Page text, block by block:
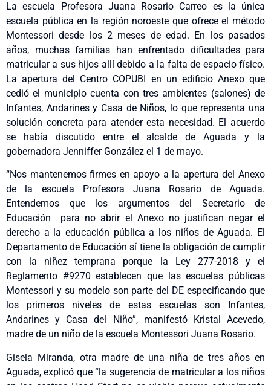
La escuela Profesora Juana Rosario Carreo es la única
escuela pública en la región noroeste que ofrece el método
Montessori desde los 2 meses de edad. En los pasados
años, muchas familias han enfrentado dificultades para
matricular a sus hijos allí debido a la falta de espacio físico.
La apertura del Centro COPUBI en un edificio Anexo que
cedió el municipio cuenta con tres ambientes (salones) de
Infantes, Andarines y Casa de Niños, lo que representa una
solución concreta para atender esta necesidad. El acuerdo
se había discutido entre el alcalde de Aguada y la
gobernadora Jenniffer González el 1 de mayo.
“Nos mantenemos firmes en apoyo a la apertura del Anexo
de la escuela Profesora Juana Rosario de Aguada.
Entendemos que los argumentos del Secretario de
Educación para no abrir el Anexo no justifican negar el
derecho a la educación pública a los niños de Aguada. El
Departamento de Educación sí tiene la obligación de cumplir
con la niñez temprana porque la Ley 277-2018 y el
Reglamento #9270 establecen que las escuelas públicas
Montessori y su modelo son parte del DE especificando que
los primeros niveles de estas escuelas son Infantes,
Andarines y Casa del Niño”, manifestó Kristal Acevedo,
madre de un niño de la escuela Montessori Juana Rosario.
Gisela Miranda, otra madre de una niña de tres años en
Aguada, explicó que “la sugerencia de matricular a los niños